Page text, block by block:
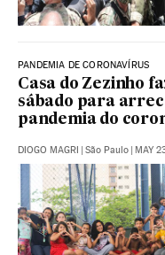
PANDEMIA DE CORONAVÍRUS
Casa do Zezinho
sábado para
pandemia do
DIOGO MAGRI | São Paulo | MAY